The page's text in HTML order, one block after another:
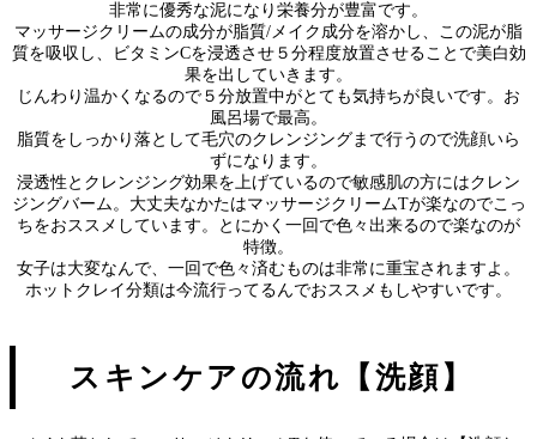
非常に優秀な泥になり栄養分が豊富です。
マッサージクリームの成分が脂質/メイク成分を溶かし、この泥が脂
質を吸収し、ビタミンCを浸透させ５分程度放置させることで美白効
果を出していきます。
じんわり温かくなるので５分放置中がとても気持ちが良いです。お
風呂場で最高。
脂質をしっかり落として毛穴のクレンジングまで行うので洗顔いら
ずになります。
浸透性とクレンジング効果を上げているので敏感肌の方にはクレン
ジングバーム。大丈夫なかたはマッサージクリームTが楽なのでこっ
ちをおススメしています。とにかく一回で色々出来るので楽なのが
特徴。
女子は大変なんで、一回で色々済むものは非常に重宝されますよ。
ホットクレイ分類は今流行ってるんでおススメもしやすいです。
スキンケアの流れ【洗顔】